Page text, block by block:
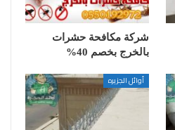
شركة مكافحة حشرات
بالخرج بخصم 40%
أوائل الجزيره